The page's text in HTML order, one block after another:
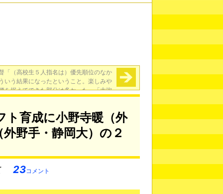
「（高校生５人指名は）優先順位のなか
いう結果になったということ。楽しみや
を据えてできた部分は多かった」「大砲
も欲しい、右バッターで。」「本来、も
ト育成に小野寺暖（外
野手・静岡大）の２
23コメント